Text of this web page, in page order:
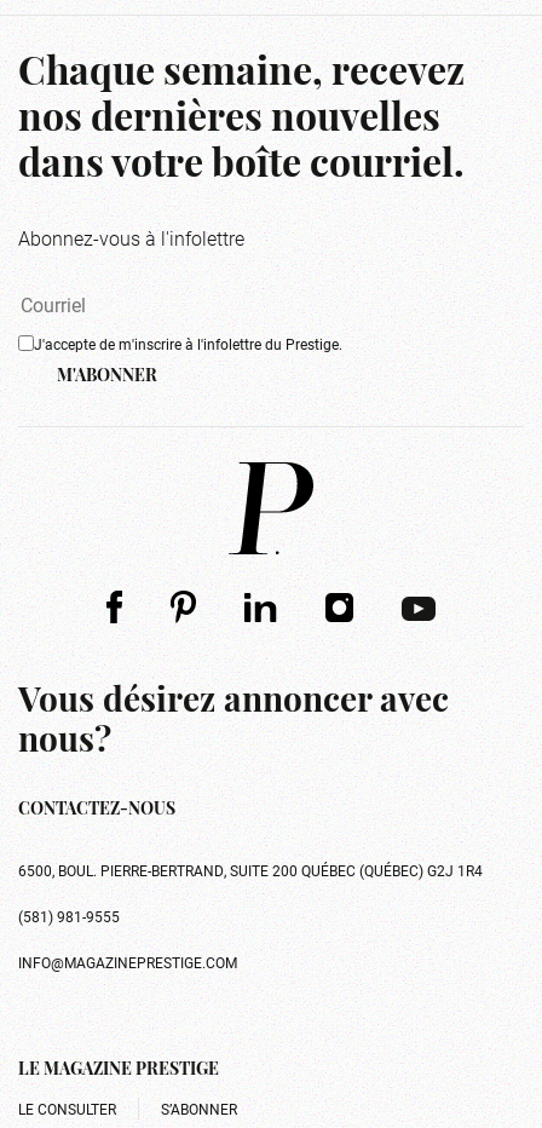
Chaque semaine, recevez
nos dernières nouvelles
dans votre boîte courriel.
Abonnez-vous à l'infolettre
J'accepte de m'inscrire à l'infolettre du Prestige.
M'ABONNER
Vous désirez annoncer avec
nous?
CONTACTEZ-NOUS
6500, BOUL. PIERRE-BERTRAND, SUITE 200 QUÉBEC (QUÉBEC) G2J 1R4
(581) 981-9555
INFO@MAGAZINEPRESTIGE.COM
LE MAGAZINE PRESTIGE
LE CONSULTER S’ABONNER